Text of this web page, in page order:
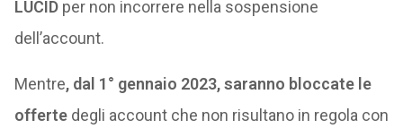
LUCIDper non incorrere nella sospensione
dell’account.
Mentre, dal 1° gennaio 2023, saranno bloccate le
offertedegli account che non risultano in regola con